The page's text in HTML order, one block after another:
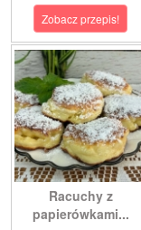
Zobacz przepis!
Racuchy z
papierówkami...